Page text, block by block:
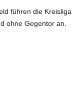
führen die Kreisliga
ohne Gegentor an.